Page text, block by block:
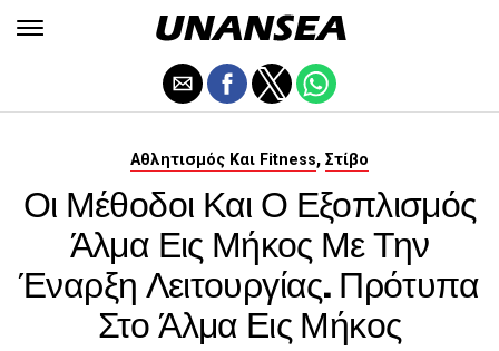
Αθλητισμός Και Fitness, Στίβο
Οι Μέθοδοι Και Ο Εξοπλισμός
Άλμα Εις Μήκος Με Την
Έναρξη Λειτουργίας. Πρότυπα
Στο Άλμα Εις Μήκος